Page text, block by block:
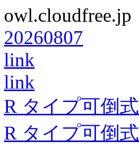
owl.cloudfree.jp
20260807
link
link
R タイプ可倒式
R タイプ可倒式